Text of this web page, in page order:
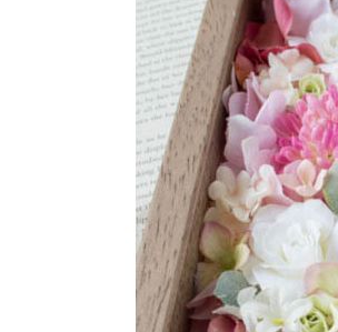
レー
ム
（マ
ムピ
ン
ク）
1.1.
メッ
セー
ジリ
ボン
サン
プル